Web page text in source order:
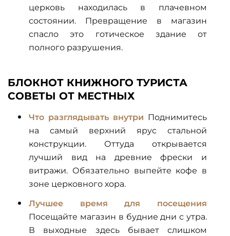
церковь находилась в плачевном
состоянии. Превращение в магазин
спасло это готическое здание от
полного разрушения.
БЛОКНОТ КНИЖНОГО ТУРИСТА
СОВЕТЫ ОТ МЕСТНЫХ
Что разглядывать внутри Поднимитесь
на самый верхний ярус стальной
конструкции. Оттуда открывается
лучший вид на древние фрески и
витражи. Обязательно выпейте кофе в
зоне церковного хора.
Лучшее время для посещения
Посещайте магазин в будние дни с утра.
В выходные здесь бывает слишком